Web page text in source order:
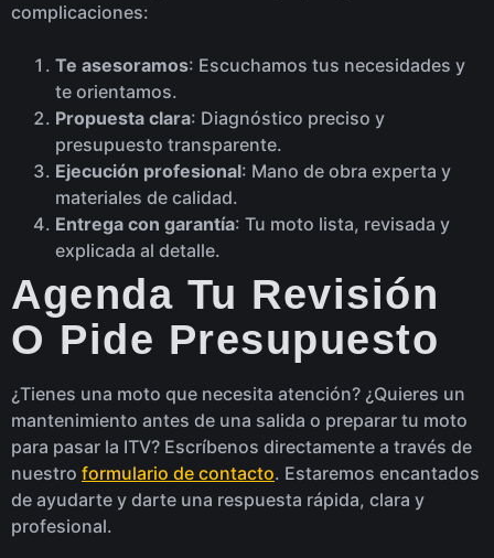
complicaciones:
Te asesoramos: Escuchamos tus necesidades y
te orientamos.
Propuesta clara: Diagnóstico preciso y
presupuesto transparente.
Ejecución profesional: Mano de obra experta y
materiales de calidad.
Entrega con garantía: Tu moto lista, revisada y
explicada al detalle.
Agenda Tu Revisión
O Pide Presupuesto
¿Tienes una moto que necesita atención? ¿Quieres un
mantenimiento antes de una salida o preparar tu moto
para pasar la ITV? Escríbenos directamente a través de
nuestro formulario de contacto. Estaremos encantados
de ayudarte y darte una respuesta rápida, clara y
profesional.